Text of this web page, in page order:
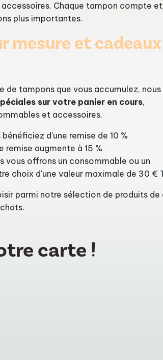
Chaque tampon compte
plus importantes.
mesure et cadeaux
de tampons que vous accumulez, nous
sur votre panier en cours,
et accessoires.
bénéficiez d'une remise de 10 %
remise augmente à 15 %
vous offrons un consommable ou un
choix d'une valeur maximale de 30 €
parmi notre sélection de produits de
carte !